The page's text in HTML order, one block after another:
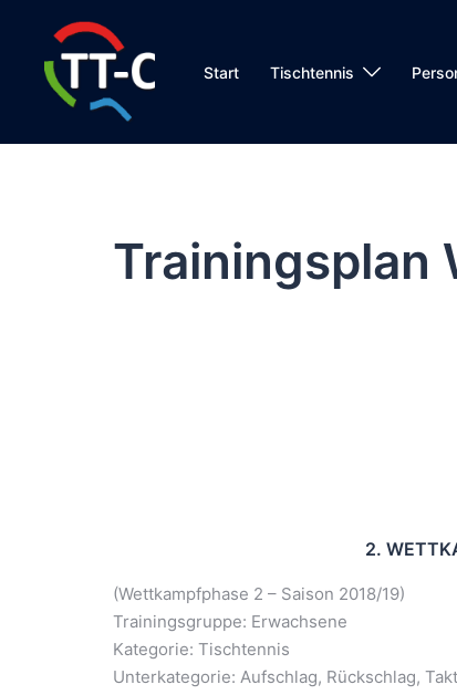
springen
Start Tischtennis
Trainingsplan
2.
(Wettkampfphase 2 – Saison 2018/19)
Trainingsgruppe: Erwachsene
Kategorie: Tischtennis
Unterkategorie: Aufschlag, Rückschlag,